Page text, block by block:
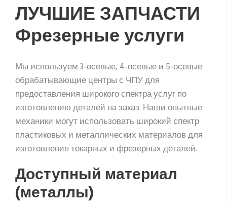
ЛУЧШИЕ ЗАПЧАСТИ
Фрезерные услуги
Мы используем 3-осевые, 4-осевые и 5-осевые
обрабатывающие центры с ЧПУ для
предоставления широкого спектра услуг по
изготовлению деталей на заказ. Наши опытные
механики могут использовать широкий спектр
пластиковых и металлических материалов для
изготовления токарных и фрезерных деталей.
Доступный материал
(металлы)